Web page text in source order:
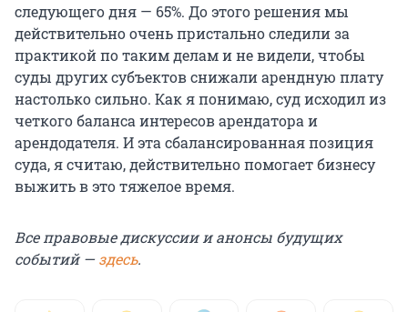
следующего дня — 65%. До этого решения мы
действительно очень пристально следили за
практикой по таким делам и не видели, чтобы
суды других субъектов снижали арендную плату
настолько сильно. Как я понимаю, суд исходил из
четкого баланса интересов арендатора и
арендодателя. И эта сбалансированная позиция
суда, я считаю, действительно помогает бизнесу
выжить в это тяжелое время.
Все правовые дискуссии и анонсы будущих
событий — здесь.